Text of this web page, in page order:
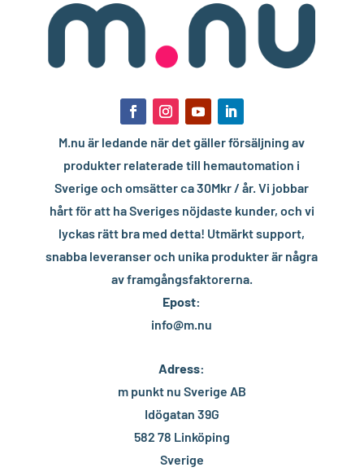
M.nu är ledande när det gäller försäljning av
produkter relaterade till hemautomation i
Sverige och omsätter ca 30Mkr / år. Vi jobbar
hårt för att ha Sveriges nöjdaste kunder, och vi
lyckas rätt bra med detta! Utmärkt support,
snabba leveranser och unika produkter är några
av framgångsfaktorerna.
Epost:
info@m.nu
Adress:
m punkt nu Sverige AB
Idögatan 39G
582 78 Linköping
Sverige